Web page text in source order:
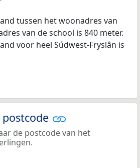
tussen het woonadres van
van de school is 840 meter.
voor heel Súdwest-Fryslân is
de postcode van het